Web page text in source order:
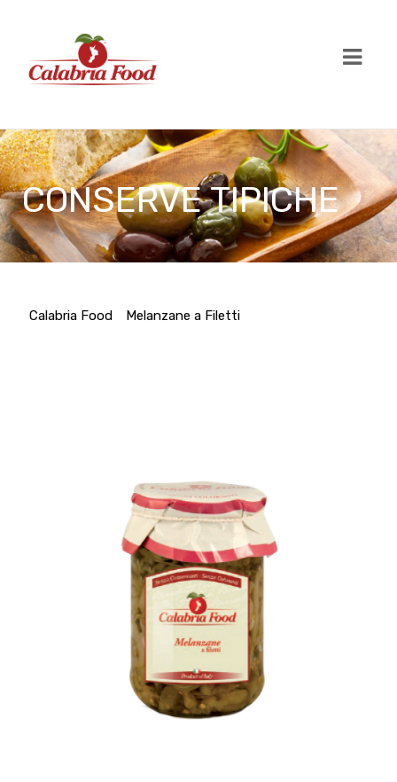
CONSERVE TIPICHE
Calabria Food Melanzane a Filetti